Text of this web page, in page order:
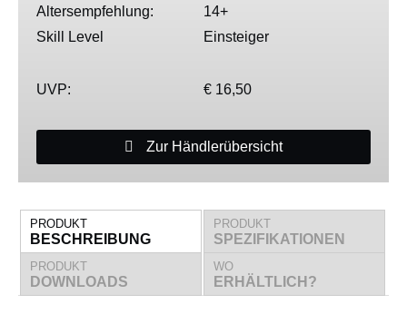
Altersempfehlung:
14+
Skill Level
Einsteiger
UVP: € 16,50
Zur Händlerübersicht
PRODUKT
BESCHREIBUNG
PRODUKT
SPEZIFIKATIONEN
PRODUKT
DOWNLOADS
WO
ERHÄLTLICH?